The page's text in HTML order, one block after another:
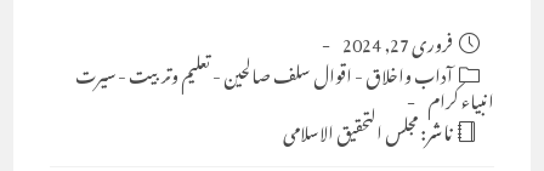
Post
published:
فروری 27, 2024
Post
category:
آداب واخلاق-اقوال سلف صالحین-تعلیم وتربیت-سیرت
انبیاء کرام
ناشر:مجلس التحقيق الاسلامى